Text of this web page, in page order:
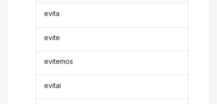
evita
evite
evitemos
evitai